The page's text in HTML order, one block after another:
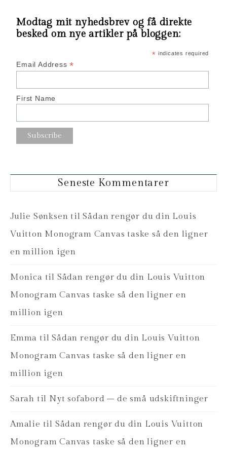
Modtag mit nyhedsbrev og få direkte
besked om nye artikler på bloggen:
* indicates required
Email Address*
First Name
Seneste Kommentarer
Julie Sønksen tilSådan rengør du din Louis
Vuitton Monogram Canvas taske så den ligner
en million igen
Monica til Sådan rengør du din Louis Vuitton
Monogram Canvas taske så den ligner en
million igen
Emma tilSådan rengør du din Louis Vuitton
Monogram Canvas taske så den ligner en
million igen
Sarah til Nyt sofabord – de små udskiftninger
Amalie til Sådan rengør du din Louis Vuitton
Monogram Canvas taske så den ligner en